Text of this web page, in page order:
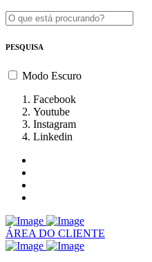
PESQUISA
Modo Escuro
Facebook
Youtube
Instagram
Linkedin
ÁREA DO CLIENTE